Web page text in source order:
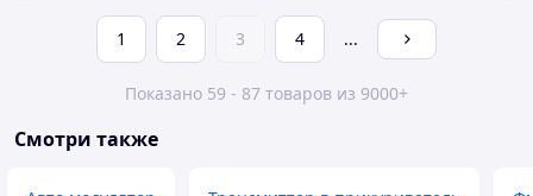
1 2 3 4 ...
Показано 59 - 87 товаров из 9000+
Смотри также